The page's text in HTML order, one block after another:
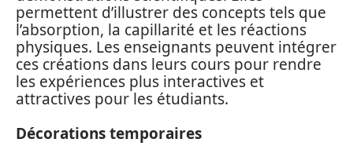
permettent d’illustrer des concepts tels que
l’absorption, la capillarité et les réactions
physiques. Les enseignants peuvent intégrer
ces créations dans leurs cours pour rendre
les expériences plus interactives et
attractives pour les étudiants.
Décorations temporaires